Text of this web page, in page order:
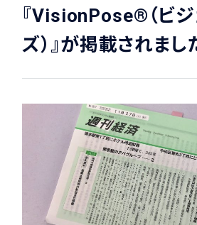
『VisionPose®（ビ
ズ）』が掲載されまし